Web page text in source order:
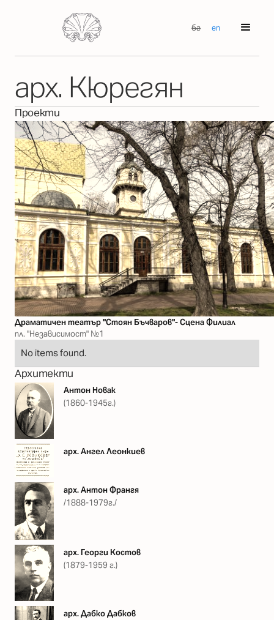
бг en
арх. Кюрегян
Проекти
Драматичен театър "Стоян Бъчваров"- Сцена Филиал
пл. "Независимост" №1
No items found.
Архитекти
Антон Новак
(1860-1945г.)
арх. Ангел Леонкиев
арх. Антон Франгя
/1888-1979г./
арх. Георги Костов
(1879-1959 г.)
арх. Дабко Дабков